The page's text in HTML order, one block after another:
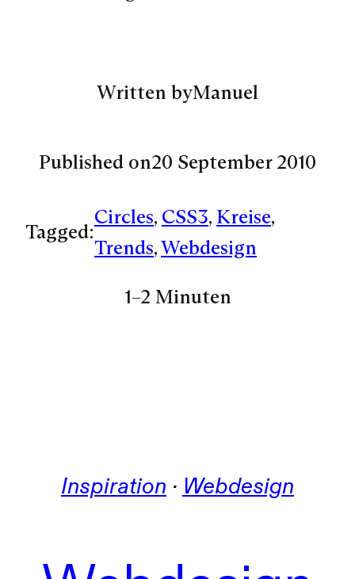
Written byManuel
Published on20 September 2010
Tagged:
Circles, CSS3, Kreise
Trends, Webdesign
1–2 Minuten
Inspiration · Webdesign